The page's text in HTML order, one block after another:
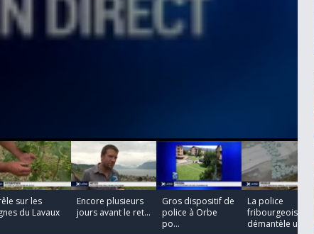
sur les
du Lavaux
Encore plusieurs
jours avant le ret...
Gros dispositif de
police à Orbe
po...
La police
fribourgeoise
démantèle u...